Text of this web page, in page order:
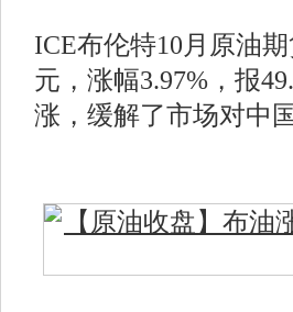
ICE布伦特10月原油
元，涨幅3.97%，报
涨，缓解了市场对中